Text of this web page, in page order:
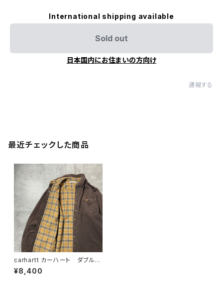
International shipping available
Sold out
日本国内にお住まいの方向け
通報する
最近チェックした商品
carhartt カーハート ダブルポ
ケット レザーパッチ チェック
ライナー ブラウン ダメー
¥8,400